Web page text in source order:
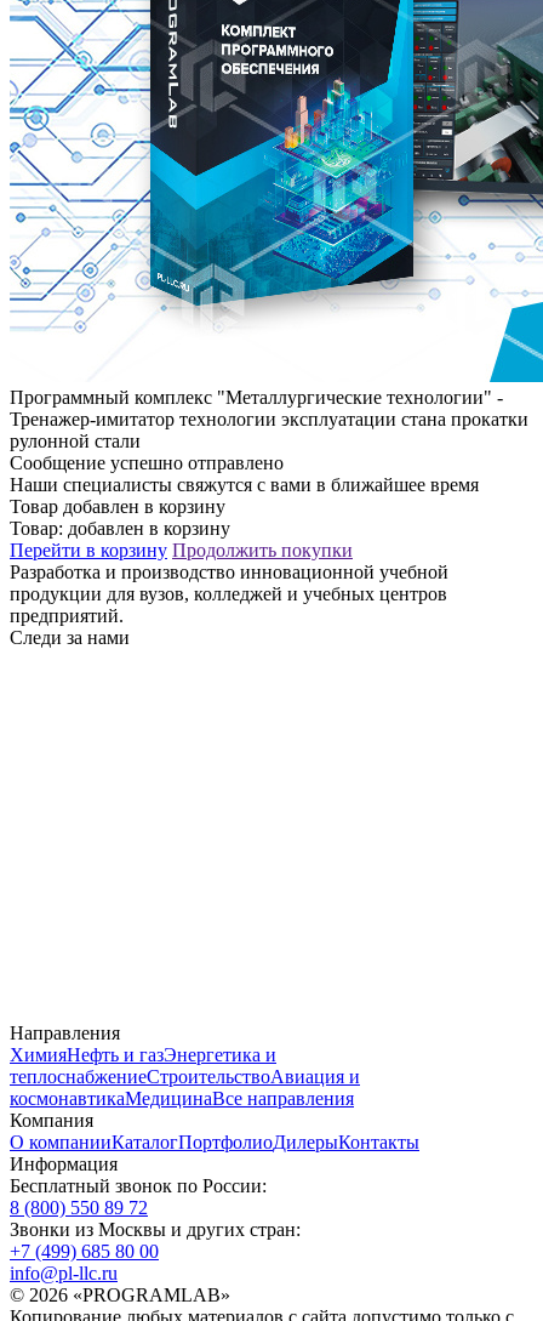
Программный комплекс "Металлургические технологии" -
Тренажер-имитатор технологии эксплуатации стана прокатки
рулонной стали
Сообщение успешно отправлено
Наши специалисты свяжутся с вами в ближайшее время
Товар добавлен в корзину
Товар: добавлен в корзину
Перейти в корзину Продолжить покупки
Разработка и производство инновационной учебной
продукции для вузов, колледжей и учебных центров
предприятий.
Следи за нами
Направления
ХимияНефть и газЭнергетика и
теплоснабжениеСтроительствоАвиация и
космонавтикаМедицинаВсе направления
Компания
О компанииКаталогПортфолиоДилерыКонтакты
Информация
Бесплатный звонок по России:
8 (800) 550 89 72
Звонки из Москвы и других стран:
+7 (499) 685 80 00
info@pl-llc.ru
© 2026 «PROGRAMLAB»
Копирование любых материалов с сайта допустимо только с